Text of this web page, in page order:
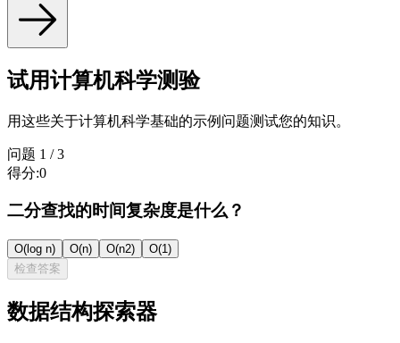
试用计算机科学测验
用这些关于计算机科学基础的示例问题测试您的知识。
问题 1 /3
得分:0
二分查找的时间复杂度是什么？
O(log n) O(n) O(n2)
O(1)
检查答案
数据结构探索器